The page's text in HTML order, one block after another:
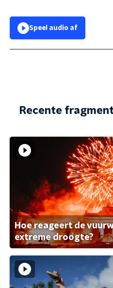
Speel audio af
Recente
Hoe reageert de
extreme droogte?